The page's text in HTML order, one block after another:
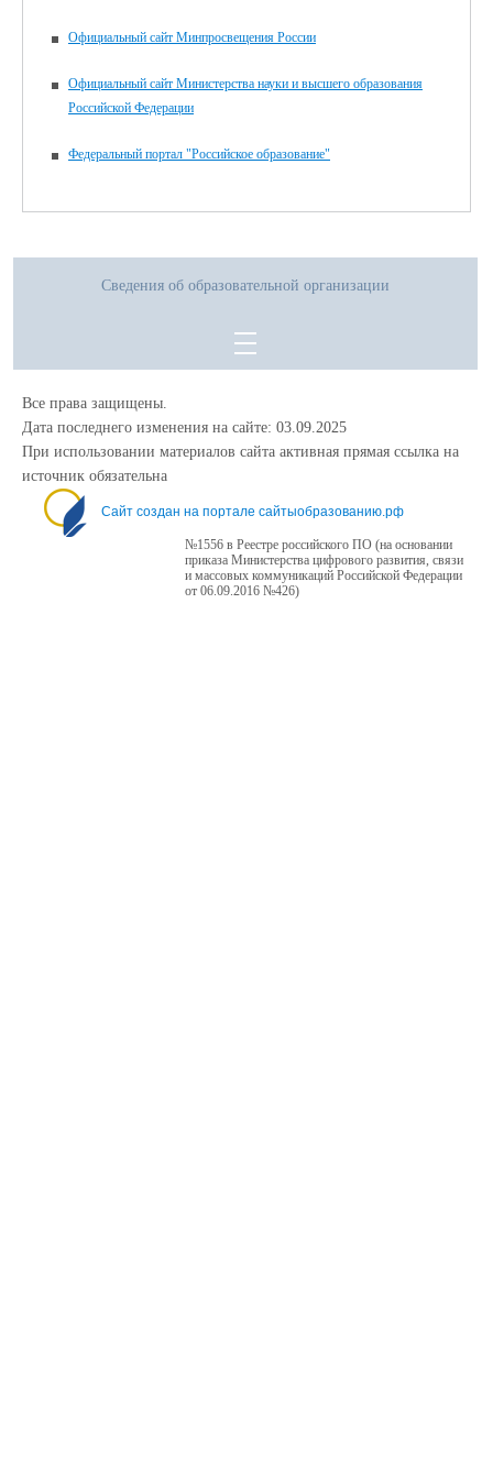
Официальный сайт Минпросвещения России
Официальный сайт Министерства науки и высшего образования
Российской Федерации
Федеральный портал "Российское образование"
Сведения об образовательной организации
Все права защищены.
Дата последнего изменения на сайте: 03.09.2025
При использовании материалов сайта активная прямая ссылка на
источник обязательна
Сайт создан на портале сайтыобразованию.рф
№1556 в Реестре российского ПО (на основании
приказа Министерства цифрового развития, связи
и массовых коммуникаций Российской Федерации
от 06.09.2016 №426)